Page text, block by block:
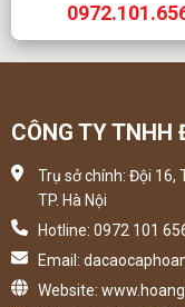
CÔNG TY TNHH
Trụ sở chính: Đội 16,
TP. Hà Nội
Hotline: 0972 101
Email:
Website: